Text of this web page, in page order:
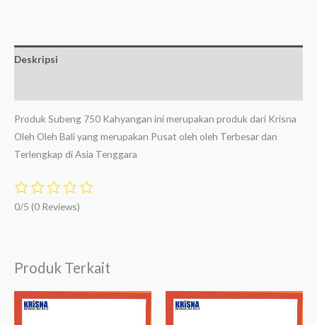
Deskripsi
Produk Subeng 750 Kahyangan ini merupakan produk dari Krisna
Oleh Oleh Bali yang merupakan Pusat oleh oleh Terbesar dan
Terlengkap di Asia Tenggara
0/5 (0 Reviews)
Produk Terkait